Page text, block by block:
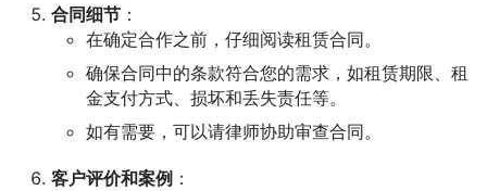
合同细节 ：
在确定合作之前，仔细阅读租赁合同。
确保合同中的条款符合您的需求，如租赁期限、租
金支付方式、损坏和丢失责任等。
如有需要，可以请律师协助审查合同。
客户评价和案例 ：